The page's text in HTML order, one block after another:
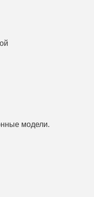
модели.